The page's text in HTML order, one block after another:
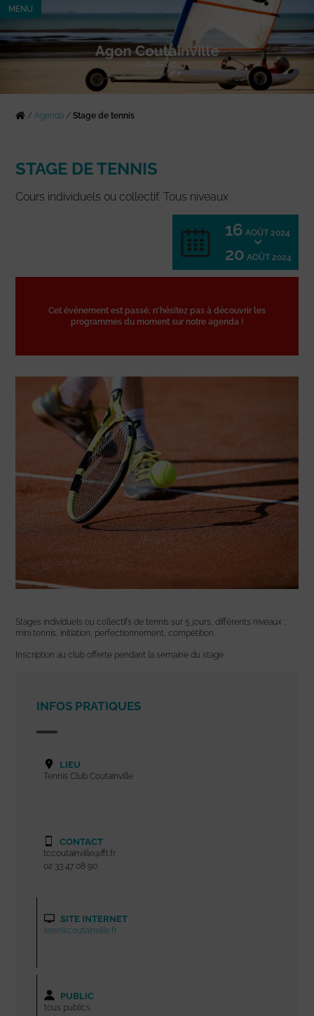
MENU
/Agenda /Stage de tennis
STAGE DE TENNIS
Cours individuels ou collectif. Tous niveaux
16 AOÛT 2024
20 AOÛT 2024
Cet événement est passé, n'hésitez pas à découvrir les
programmes du moment sur notre agenda !
Stages individuels ou collectifs de tennis sur 5 jours, différents niveaux ;
mini tennis, initiation, perfectionnement, compétition.
Inscription au club offerte pendant la semaine du stage.
INFOS PRATIQUES
LIEU
Tennis Club Coutainville
CONTACT
tccoutainville@fft.fr
02 33 47 08 90
SITE INTERNET
tenniscoutainville.fr
PUBLIC
tous publics